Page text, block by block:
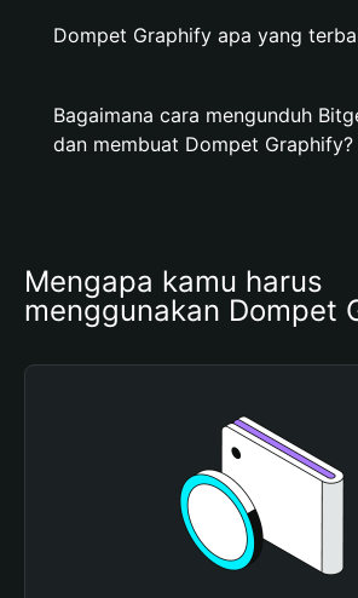
Dompet Graphify apa yang
Bagaimana cara mengunduh
dan membuat Dompet Graphify?
Mengapa kamu harus
menggunakan Dompet